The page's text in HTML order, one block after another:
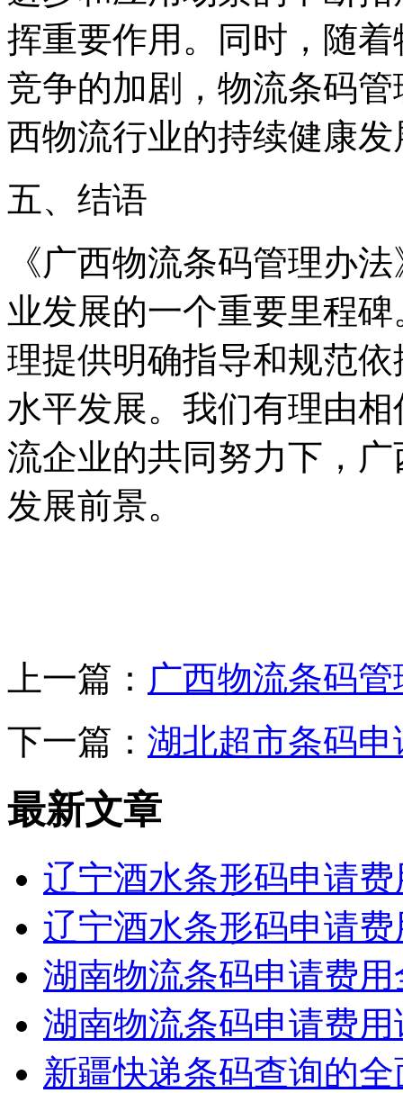
挥重要作用。同时，随
竞争的加剧，物流条码
西物流行业的持续健康
五、结语
《广西物流条码管理办
业发展的一个重要里程
理提供明确指导和规范
水平发展。我们有理由
流企业的共同努力下，
发展前景。
上一篇： 广西物流条码
下一篇： 湖北超市条码申
最新文章
辽宁酒水条形码申请
辽宁酒水条形码申请
湖南物流条码申请费
湖南物流条码申请费
新疆快递条码查询的